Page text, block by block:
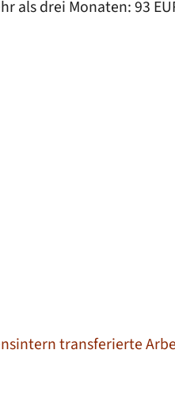
als drei Monaten: 93
transferierte